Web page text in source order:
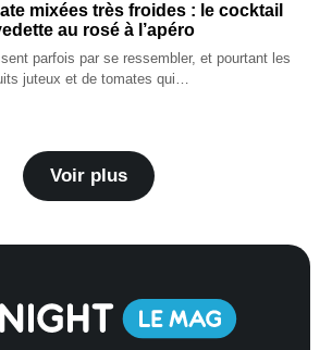
mixées très froides : le cocktail
au rosé à l’apéro
parfois par se ressembler, et pourtant les
juteux et de tomates qui…
Voir plus